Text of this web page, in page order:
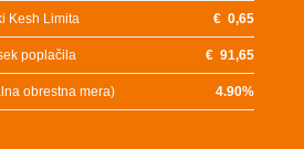
Kesh Limita €0,65
poplačila €91,65
obrestna mera) 4.90%